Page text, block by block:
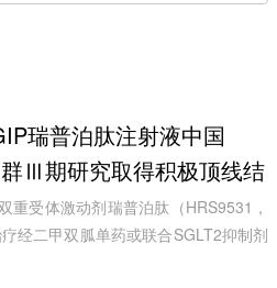
瑞普泊肽注射液中国
Ⅲ期研究取得积极顶线结
重受体激动剂瑞普泊肽（HRS9531，
经二甲双胍单药或联合SGLT2抑制剂
者的中...